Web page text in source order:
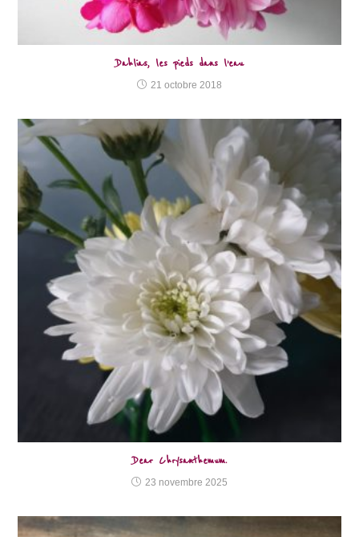
Dahlias, les pieds dans l’eau
21 octobre 2018
Dear Chrysanthemum.
23 novembre 2025